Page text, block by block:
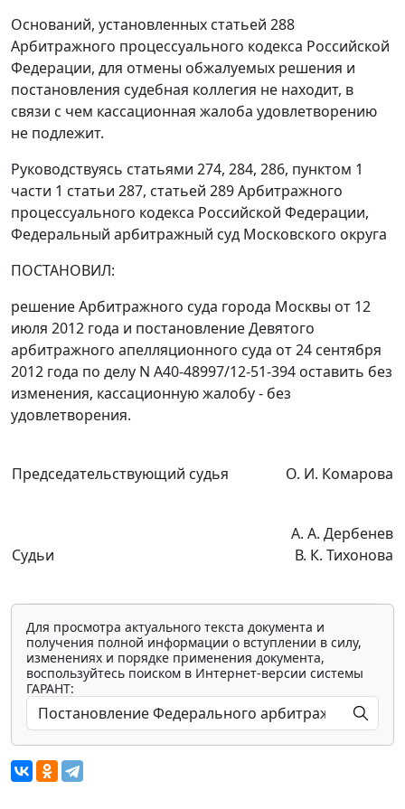
Оснований, установленных статьей 288
Арбитражного процессуального кодекса Российской
Федерации, для отмены обжалуемых решения и
постановления судебная коллегия не находит, в
связи с чем кассационная жалоба удовлетворению
не подлежит.
Руководствуясь статьями 274, 284, 286, пунктом 1
части 1 статьи 287, статьей 289Арбитражного
процессуального кодекса Российской Федерации,
Федеральный арбитражный суд Московского округа
ПОСТАНОВИЛ:
решение Арбитражного суда города Москвы от 12
июля 2012 года и постановлениеДевятого
арбитражного апелляционного суда от 24 сентября
2012 года по делу N А40-48997/12-51-394 оставить без
изменения, кассационную жалобу - без
удовлетворения.
Председательствующий судья О. И. Комарова
Судьи
А. А. Дербенев
В. К. Тихонова
Для просмотра актуального текста документа и
получения полной информации о вступлении в силу,
изменениях и порядке применения документа,
воспользуйтесь поиском в Интернет-версии системы
ГАРАНТ: